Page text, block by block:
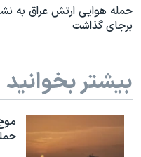
برجای گذاشت
بیشتر بخوانید